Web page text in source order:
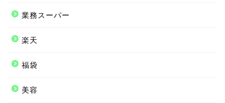
業務スーパー
楽天
福袋
美容